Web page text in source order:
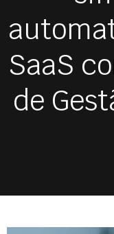
SaaS
de